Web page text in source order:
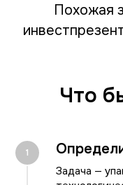
Похожая
Что
Задача —